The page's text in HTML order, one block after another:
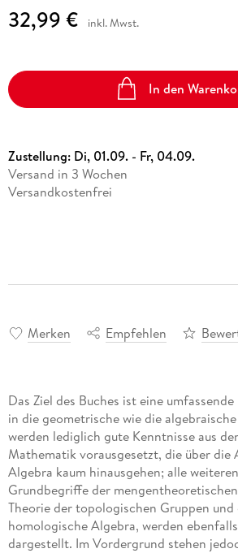
32,99 € inkl. Mwst.
In den
Zustellung: Di, 01.09. - Fr, 04.09.
Versand in 3 Wochen
Versandkostenfrei
Merken Empfehlen
Das Ziel des Buches ist eine
in die geometrische wie die
werden lediglich gute Kenntnisse aus
Mathematik vorausgesetzt, die über die
Algebra kaum hinausgehen; alle
Grundbegriffe der
Theorie der topologischen Gruppen und
homologische Algebra, werden
dargestellt. Im Vordergrund stehen